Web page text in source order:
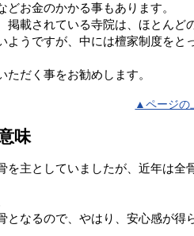
お金のかかる事もあります。
掲載されている寺院は、ほとんど
ようですが、中には檀家制度をと
だく事をお勧めします。
▲ページの
味
を主としていましたが、近年は全
となるので、やはり、安心感が得